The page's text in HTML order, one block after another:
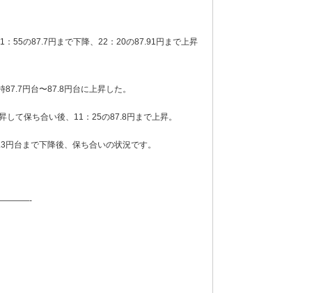
55の87.7円まで下降、22：20の87.91円まで上昇
円台〜87.8円台に上昇した。
て保ち合い後、11：25の87.8円まで上昇。
台まで下降後、保ち合いの状況です。